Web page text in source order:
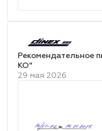
Рекомендательное
КО"
29 мая 2026